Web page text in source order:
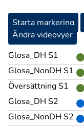
Starta markering
Ändra videovyer
Glosa_DH S1
Glosa_NonDH S1
Översättning S1
Glosa_DH S2
Glosa_NonDH S2